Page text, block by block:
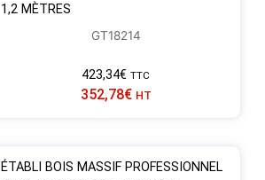
1,2 MÈTRES
GT18214
423,34€ TTC
352,78€ HT
ÉTABLI BOIS MASSIF PROFESSIONNEL